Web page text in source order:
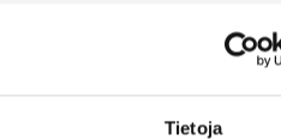
Tietoja